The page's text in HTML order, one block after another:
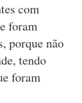
com
foram
porque não
tendo
foram